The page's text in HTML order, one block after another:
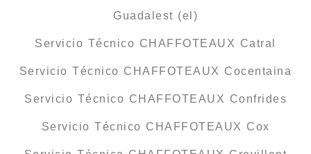
Guadalest (el)
Servicio Técnico CHAFFOTEAUX Catral
Servicio Técnico CHAFFOTEAUX Cocentaina
Servicio Técnico CHAFFOTEAUX Confrides
Servicio Técnico CHAFFOTEAUX Cox